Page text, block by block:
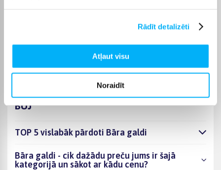
Rādīt detalizēti
Atļaut visu
Noraidīt
bāra krēsliem. Pareizi izvēlēts galdiņš nodrošina ērtu un
Pārbaudiet produkta lapā, vai pieejama bezmaksas piegāde.
BUJ
TOP 5 vislabāk pārdoti Bāra galdi
Bāra galdi - cik dažādu preču jums ir šajā
kategorijā un sākot ar kādu cenu?